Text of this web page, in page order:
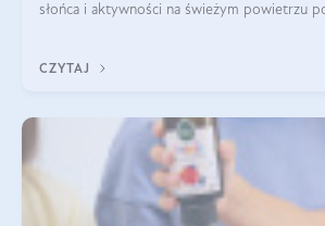
słońca i aktywności na świeżym powietrzu
suplementować jesienią i zimą?
CZYTAJ